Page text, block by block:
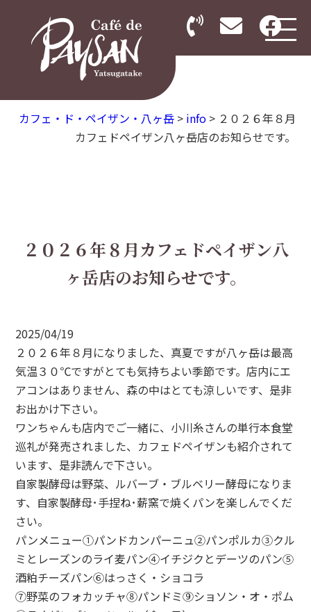
カフェ・ド・ペイザン・八ヶ岳> info> ２０２６年８月
カフェドペイザン八ヶ岳店のお知らせです。
２０２６年８月カフェドペイザン八
ヶ岳店のお知らせです。
2025/04/19
２０２６年８月になりました、真夏ですが八ヶ岳は最高
気温３０℃ですがとても気持ちよい季節です。店内にエ
アコンはありません、森の中はとても涼しいです、是非
お出かけ下さい。
ワンちゃんも店内でご一緒に、小川糸さんの単行本食堂
巡礼が発売されました、カフェドペイザンも紹介されて
います、是非読んで下さい。
自家製酵母は野菜、ルバーブ・ブルベリー酵母になりま
す、自家製酵母･手捏ね･薪窯で焼くパンを楽しんでくだ
さい。
パンメニュー①パンドカンパーニュ②パンポルカ③クル
ミとレーズンのライ麦パン④イチジクとデーツのパン⑤
酒粕チーズパン⑥はっさく・ショコラ
⑦野菜のフォカッチャ⑧パンドミ⑨ショソン・オ・ポム